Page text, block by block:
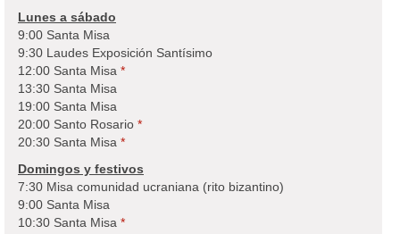
Lunes a sábado
9:00 Santa Misa
9:30 Laudes Exposición Santísimo
12:00 Santa Misa *
13:30 Santa Misa
19:00 Santa Misa
20:00 Santo Rosario *
20:30 Santa Misa *
Domingos y festivos
7:30 Misa comunidad ucraniana (rito bizantino)
9:00 Santa Misa
10:30 Santa Misa *